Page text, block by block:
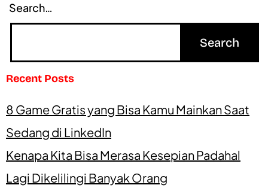
Search…
Recent Posts
8 Game Gratis yang Bisa Kamu Mainkan Saat
Sedang di LinkedIn
Kenapa Kita Bisa Merasa Kesepian Padahal
Lagi Dikelilingi Banyak Orang